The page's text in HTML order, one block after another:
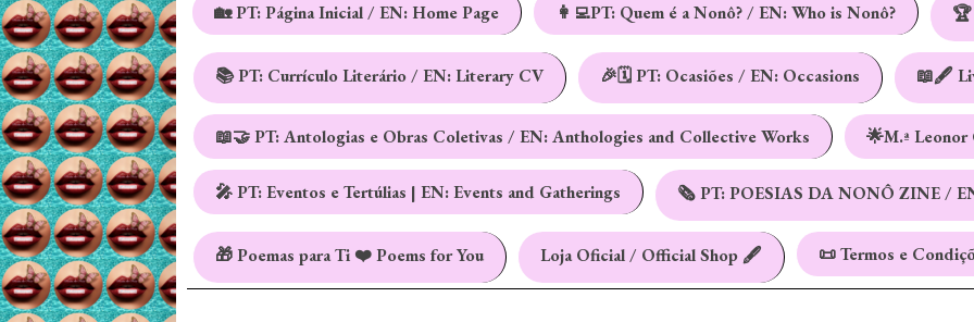
🏡 PT: Página Inicial / EN: Home Page 👩‍💻PT: Quem é a Nonô? / EN: Who is Nonô?
📚 PT: Currículo Literário / EN: Literary CV 🎉🗓️ PT: Ocasiões / EN: Occasions 📖🖋️
📖🤝 PT: Antologias e Obras Coletivas / EN: Anthologies and Collective Works 🌟M.ª
🎤 PT: Eventos e Tertúlias | EN: Events and Gatherings 🗞️ PT: POESIAS DA NONÔ ZINE /
🎁 Poemas para Ti ❤️ Poems for You Loja Oficial / Official Shop 🖋️ 📜 Termos e